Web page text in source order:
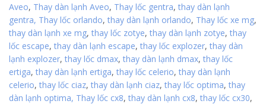
Aveo, Thay dàn lạnh Aveo, Thay lốc gentra, thay dàn lạnh
gentra, Thay lốc orlando, thay dàn lạnh orlando, Thay lốc xe mg,
thay dàn lạnh xe mg, thay lốc zotye, thay dàn lạnh zotye, thay
lốc escape, thay dàn lạnh escape, thay lốc explozer, thay dàn
lạnh explozer, thay lốc dmax, thay dàn lạnh dmax, thay lốc
ertiga, thay dàn lạnh ertiga, thay lốc celerio, thay dàn lạnh
celerio, thay lốc ciaz, thay dàn lạnh ciaz, thay lốc optima, thay
dàn lạnh optima, Thay lốc cx8, thay dàn lạnh cx8, thay lốc cx30,